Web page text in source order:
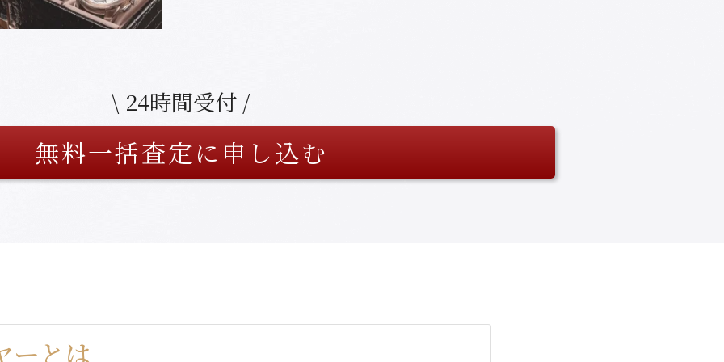
\ 24時間受付 /
無料一括査定に申し込む
ーとは